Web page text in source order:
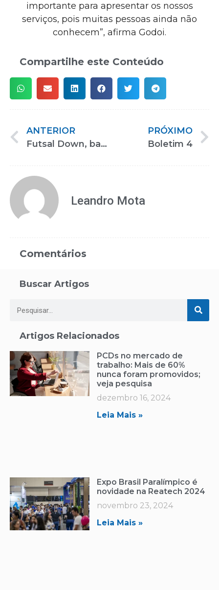
importante para apresentar os nossos
serviços, pois muitas pessoas ainda não
conhecem”, afirma Godoi.
Compartilhe este Conteúdo
ANTERIOR
Futsal Down, basquetebol e rugby em cadeira de rodas estão entre as atividades da Arena ADD
PRÓXIMO
Boletim 4
Leandro Mota
Comentários
Buscar Artigos
Artigos Relacionados
PCDs no mercado de
trabalho: Mais de 60%
nunca foram promovidos;
veja pesquisa
dezembro 16, 2024
Leia Mais »
Expo Brasil Paralímpico é
novidade na Reatech 2024
novembro 23, 2024
Leia Mais »